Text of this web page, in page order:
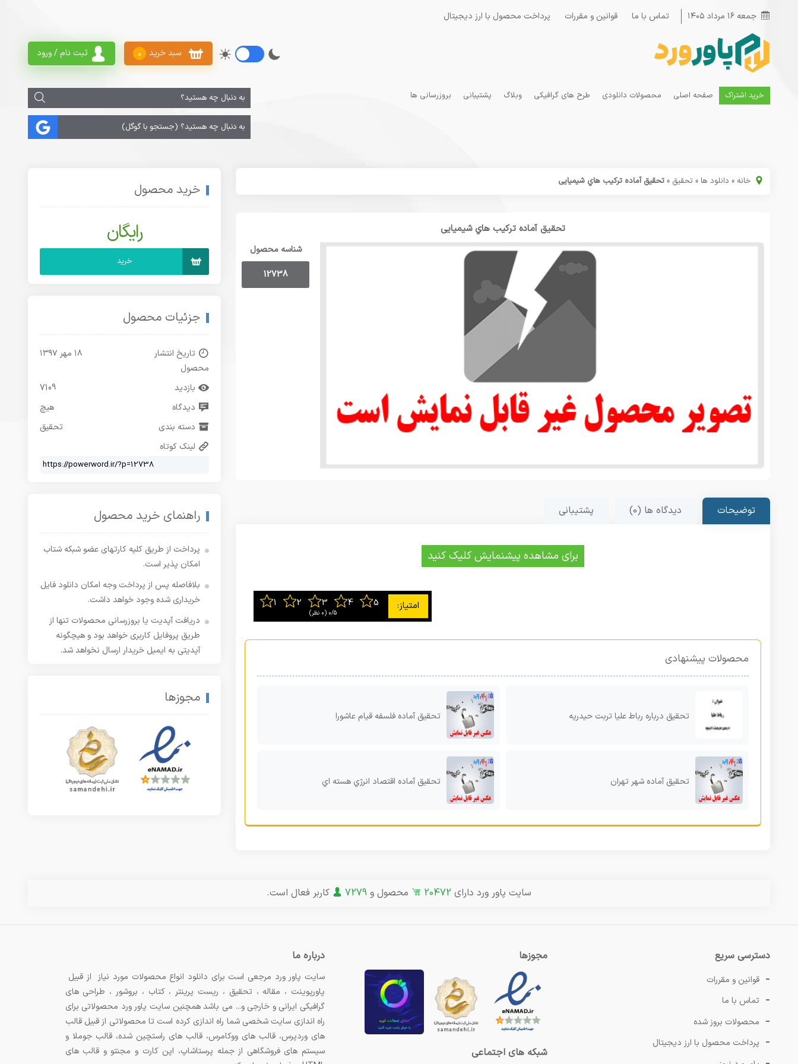
جمعه ۱۶ مرداد ۱۴۰۵ تماس با ما قوانین و مقررات پرداخت محصول با ارز دیجیتال
ثبت نام / ورود سبد خرید 0
خرید اشتراک صفحه اصلی محصولات دانلودی طرح های گرافیکی وبلاگ پشتیبانی بروزرسانی ها
خانه » دانلود ها » تحقیق » تحقیق آماده ترکیب هاي شیمیایی
تحقیق آماده ترکیب هاي شیمیایی
شناسه محصول
12738
توضیحات دیدگاه ها (0) پشتیبانی
برای مشاهده پیشنمایش کلیک کنید
0/5 ‫(0 نظر)
محصولات پیشنهادی
تحقیق درباره رباط علیا تربت حیدریه تحقیق آماده فلسفه قیام عاشورا
تحقیق آماده شهر تهران تحقیق آماده اقتصاد انرژي هسته اي
خرید محصول
رایگان
خرید
جزئیات محصول
تاریخ انتشار
محصول
۱۸ مهر ۱۳۹۷
بازدید
7109
دیدگاه
هیچ
دسته بندی
تحقیق
لینک کوتاه
راهنمای خرید محصول
پرداخت از طریق کلیه کارتهای عضو شبکه شتاب
امکان پذیر است.
بلافاصله پس از پرداخت وجه امکان دانلود فایل
خریداری شده وجود خواهد داشت.
دریافت آپدیت یا بروزرسانی محصولات تنها از
طریق پروفایل کاربری خواهد بود و هیچگونه
آپدیتی به ایمیل خریدار ارسال نخواهد شد.
مجوزها
سایت پاور ورد دارای 20472 محصول و 7279 کاربر فعال است.
دسترسی سریع
قوانین و مقررات
تماس با ما
محصولات بروز شده
پرداخت محصول با ارز دیجیتال
مجوزها
شبکه های اجتماعی
درباره ما
سایت پاور ورد مرجعی است برای دانلود انواع محصولات مورد نیاز از قبیل
پاورپوینت ، مقاله ، تحقیق ، ریست پرینتر ، کتاب ، بروشور ، طراحی های
گرافیکی ایرانی و خارجی و... می باشد همچنین سایت پاور ورد محصولاتی برای
راه اندازی سایت شخصی شما راه اندازی کرده است تا محصولاتی از قبیل قالب
های وردپرس، قالب های ووکامرس، قالب های راستچین شده، قالب جوملا و
سیستم های فروشگاهی از جمله پرستاشاپ، اپن کارت و مجنتو و قالب های